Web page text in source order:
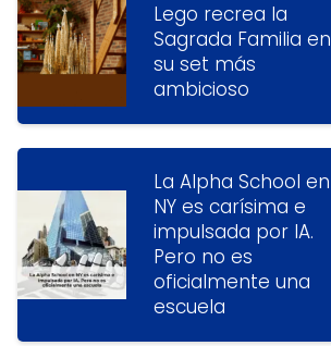
Lego recrea la
Sagrada Familia en
su set más
ambicioso
La Alpha School en
NY es carísima e
impulsada por IA.
Pero no es
oficialmente una
escuela